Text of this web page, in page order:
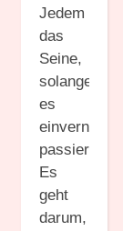
Jedem
das
Seine,
solange
es
passiert.
Es
geht
darum,